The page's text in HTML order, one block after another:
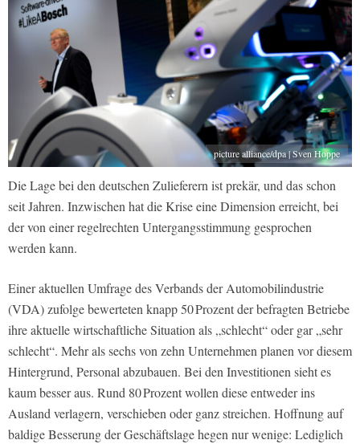
picture alliance/dpa | Sven Hoppe
Die Lage bei den deutschen Zulieferern ist prekär, und das schon
seit Jahren. Inzwischen hat die Krise eine Dimension erreicht, bei
der von einer regelrechten Untergangsstimmung gesprochen
werden kann.
Einer aktuellen Umfrage des Verbands der Automobilindustrie
(VDA) zufolge bewerteten knapp 50 Prozent der befragten Betriebe
ihre aktuelle wirtschaftliche Situation als „schlecht“ oder gar „sehr
schlecht“. Mehr als sechs von zehn Unternehmen planen vor diesem
Hintergrund, Personal abzubauen. Bei den Investitionen sieht es
kaum besser aus. Rund 80 Prozent wollen diese entweder ins
Ausland verlagern, verschieben oder ganz streichen. Hoffnung auf
baldige Besserung der Geschäftslage hegen nur wenige: Lediglich